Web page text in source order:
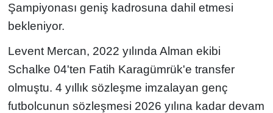
Şampiyonası geniş kadrosuna dahil etmesi
bekleniyor.
Levent Mercan, 2022 yılında Alman ekibi
Schalke 04'ten Fatih Karagümrük'e transfer
olmuştu. 4 yıllık sözleşme imzalayan genç
futbolcunun sözleşmesi 2026 yılına kadar devam